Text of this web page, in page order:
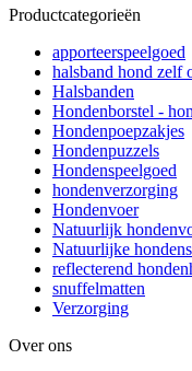
Productcategorieën
apporteerspeelgoed
halsband hond zelf
Halsbanden
Hondenborstel -
Hondenpoepzakjes
Hondenpuzzels
Hondenspeelgoed
hondenverzorging
Hondenvoer
Natuurlijk
Natuurlijke
reflecterend
snuffelmatten
Verzorging
Over ons